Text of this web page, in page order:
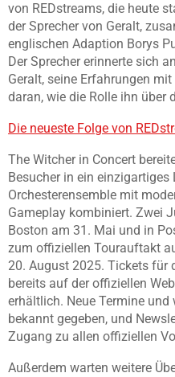
von REDstreams, die heute
der Sprecher von Geralt,
englischen Adaption Borys
Der Sprecher erinnerte sich
Geralt, seine Erfahrungen
daran, wie die Rolle ihn über
Die neueste Folge von
The Witcher in Concert
Besucher in ein
Orchesterensemble mit
Gameplay kombiniert. Zwei
Boston am 31. Mai und in
zum offiziellen Tourauftakt
20. August 2025. Tickets für
bereits auf der offiziellen
erhältlich. Neue Termine
bekannt gegeben, und
Zugang zu allen offiziellen
Außerdem warten weitere